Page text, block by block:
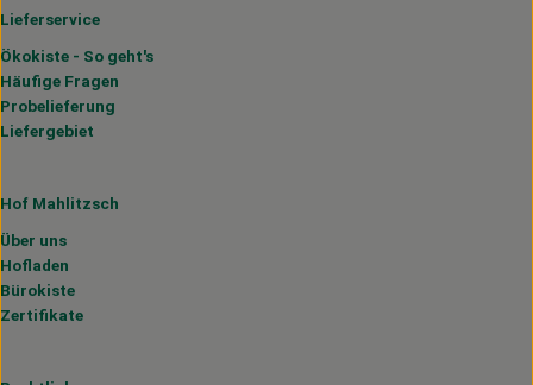
Lieferservice
Ökokiste - So geht's
Häufige Fragen
Probelieferung
Liefergebiet
Hof Mahlitzsch
Über uns
Hofladen
Bürokiste
Zertifikate